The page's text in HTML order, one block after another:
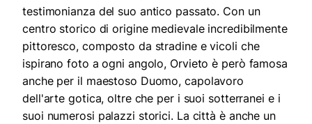
testimonianza del suo antico passato. Con un
centro storico di origine medievale incredibilmente
pittoresco, composto da stradine e vicoli che
ispirano foto a ogni angolo, Orvieto è però famosa
anche per il maestoso Duomo, capolavoro
dell'arte gotica, oltre che per i suoi sotterranei e i
suoi numerosi palazzi storici. La città è anche un